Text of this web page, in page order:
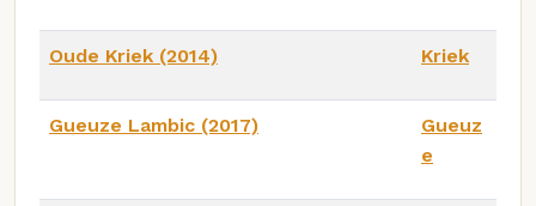
Oude Kriek (2014) Kriek
Gueuze Lambic (2017)
Gueuz
e